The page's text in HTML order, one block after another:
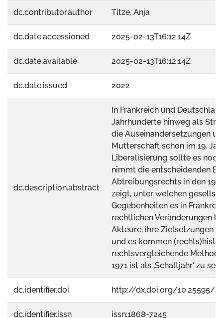
dc.contributor.author Titze, Anja
dc.date.accessioned 2025-02-13T16:12:14Z
dc.date.available 2025-02-13T16:12:14Z
dc.date.issued 2022
dc.description.abstract
In Frankreich und
Jahrhunderte hinweg als
die Auseinandersetzungen
Mutterschaft schon im 19.
Liberalisierung sollte es
nimmt die entscheidenden
Abtreibungsrechts in den
zeigt, unter welchen
Gegebenheiten es in
rechtlichen Veränderungen
Akteure, ihre Zielsetzungen
und es kommen
rechtsvergleichende
1971 ist als ‚Schaltjahr‘ zu
dc.identifier.doi http://dx.doi.org/10.25595/
dc.identifier.issn issn:1868-7245